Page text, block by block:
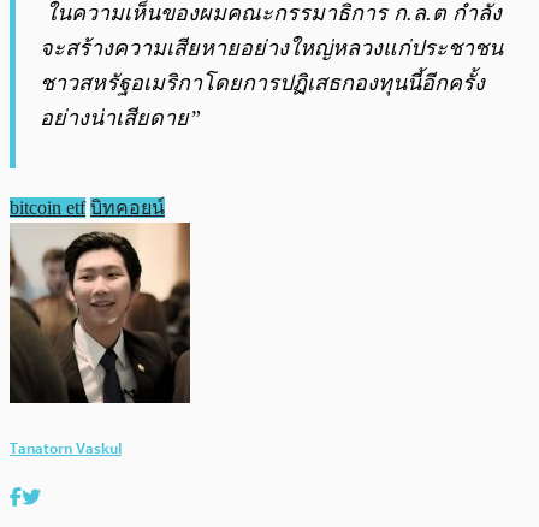
ในความเห็นของผมคณะกรรมาธิการ ก.ล.ต กำลัง
จะสร้างความเสียหายอย่างใหญ่หลวงแก่ประชาชน
ชาวสหรัฐอเมริกาโดยการปฏิเสธกองทุนนี้อีกครั้ง
อย่างน่าเสียดาย”
bitcoin etf บิทคอยน์
Tanatorn Vaskul